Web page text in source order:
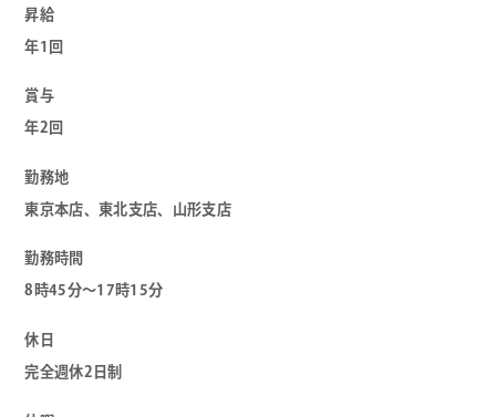
昇給
年1回
賞与
年2回
勤務地
東京本店、東北支店、山形支店
勤務時間
8時45分～17時15分
休日
完全週休2日制